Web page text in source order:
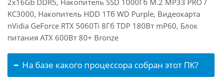
2x16Gb DDR5, Накопитель SSD 1000Гб M.2 MP33 PRO /
KC3000, Накопитель HDD 1Тб WD Purple, Видеокарта
nVidia GeForce RTX 5060Ti 8Гб TDP 180Вт mP60, Блок
питания ATX 600Вт 80+ Bronze
На базе какого процессора собран этот ПК?